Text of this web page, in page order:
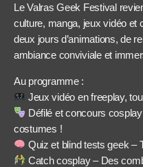
Le Valras Geek Festival
culture, manga, jeux vidéo et
deux jours d’animations, de
ambiance conviviale et
Au programme :
Jeux vidéo en freeplay,
Défilé et concours
costumes !
Quiz et blind tests geek –
Catch cosplay – Des